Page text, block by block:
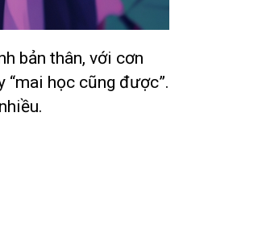
bản thân, với cơn
học cũng được”.